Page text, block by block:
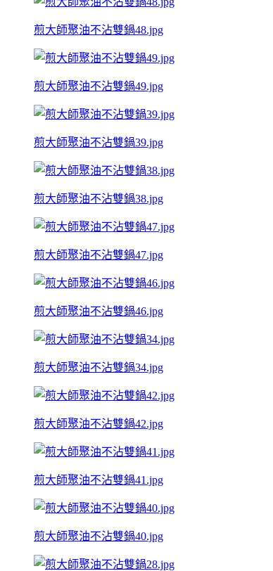
煎大師聚油不沾雙鍋48.jpg
煎大師聚油不沾雙鍋49.jpg
煎大師聚油不沾雙鍋39.jpg
煎大師聚油不沾雙鍋38.jpg
煎大師聚油不沾雙鍋47.jpg
煎大師聚油不沾雙鍋46.jpg
煎大師聚油不沾雙鍋34.jpg
煎大師聚油不沾雙鍋42.jpg
煎大師聚油不沾雙鍋41.jpg
煎大師聚油不沾雙鍋40.jpg